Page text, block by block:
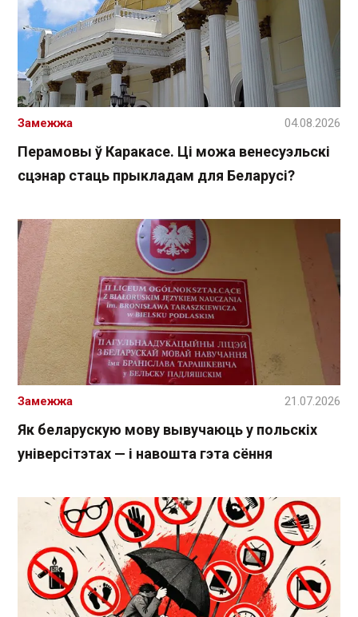
Перамовы ў Каракасе. Ці можа венесуэльскі
сцэнар стаць прыкладам для Беларусі?
Замежжа 04.08.2026
Як беларускую мову вывучаюць у польскіх
універсітэтах — і навошта гэта сёння
Замежжа 21.07.2026